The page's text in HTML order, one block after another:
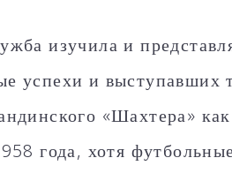
изучила и
успехи и выступавших
«Шахтера»
года, хотя